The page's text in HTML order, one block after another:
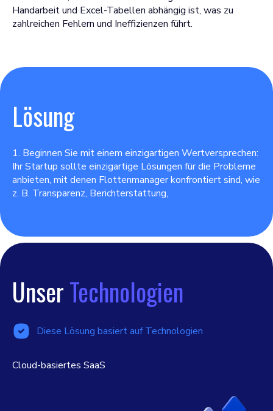
Handarbeit und Excel-Tabellen abhängig ist, was zu
zahlreichen Fehlern und Ineffizienzen führt.
Lösung
1. Beginnen Sie mit einem einzigartigen Wertversprechen:
Ihr Startup sollte einzigartige Lösungen für die Probleme
anbieten, mit denen Flottenmanager konfrontiert sind, wie
z. B. Transparenz, Berichterstattung,
UnserTechnologien
Diese Lösung basiert auf Technologien
Cloud-basiertes SaaS